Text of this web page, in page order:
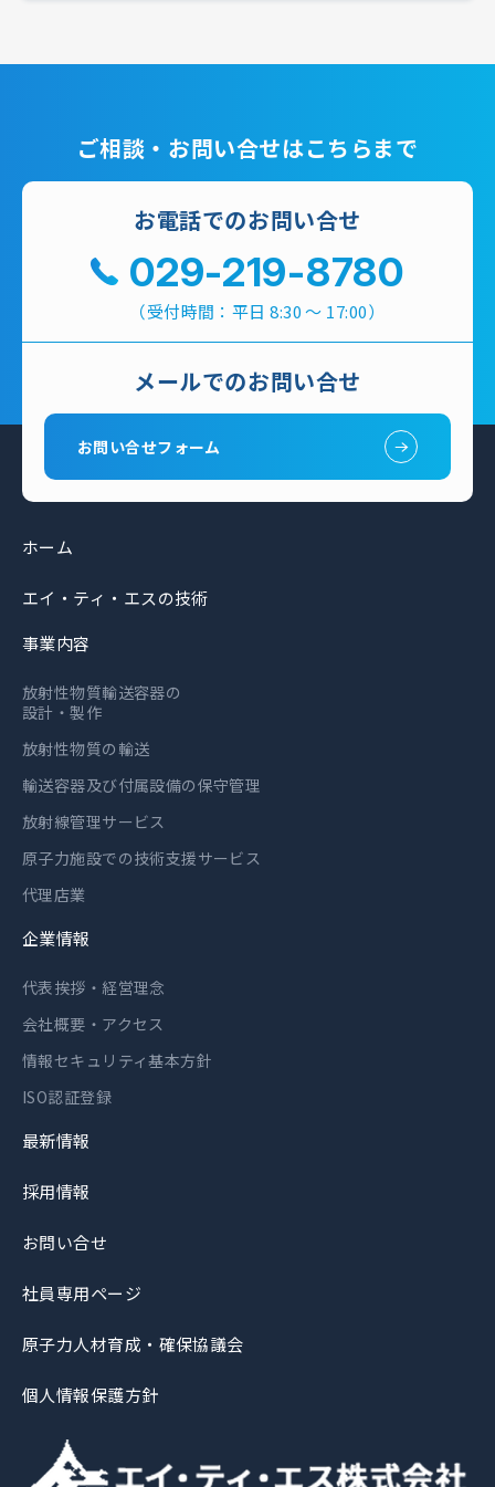
ご相談・お問い合せはこちらまで
お電話でのお問い合せ
029-219-8780
（受付時間：平日 8:30 ～ 17:00）
メールでのお問い合せ
お問い合せフォーム
ホーム
エイ・ティ・エスの技術
事業内容
放射性物質輸送容器の
設計・製作
放射性物質の輸送
輸送容器及び付属設備の保守管理
放射線管理サービス
原子力施設での技術支援サービス
代理店業
企業情報
代表挨拶・経営理念
会社概要・アクセス
情報セキュリティ基本方針
ISO認証登録
最新情報
採用情報
お問い合せ
社員専用ページ
原子力人材育成・確保協議会
個人情報保護方針